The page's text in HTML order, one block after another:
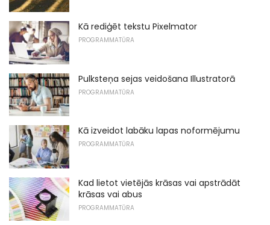
Kā rediģēt tekstu Pixelmator
PROGRAMMATŪRA
Pulksteņa sejas veidošana Illustratorā
PROGRAMMATŪRA
Kā izveidot labāku lapas noformējumu
PROGRAMMATŪRA
Kad lietot vietējās krāsas vai apstrādāt
krāsas vai abus
PROGRAMMATŪRA